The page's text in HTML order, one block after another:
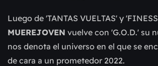
Luego de 'TANTAS VUELTAS' y
MUEREJOVEN vuelve con 'G.O.D.' su
nos denota el universo en el que se
de cara a un prometedor 2022.